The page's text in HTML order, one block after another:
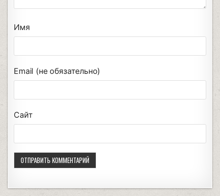
Имя
Email (не обязательно)
Сайт